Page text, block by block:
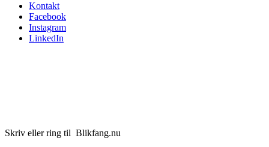
Kontakt
Facebook
Instagram
LinkedIn
Skriv eller ring til Blikfang.nu